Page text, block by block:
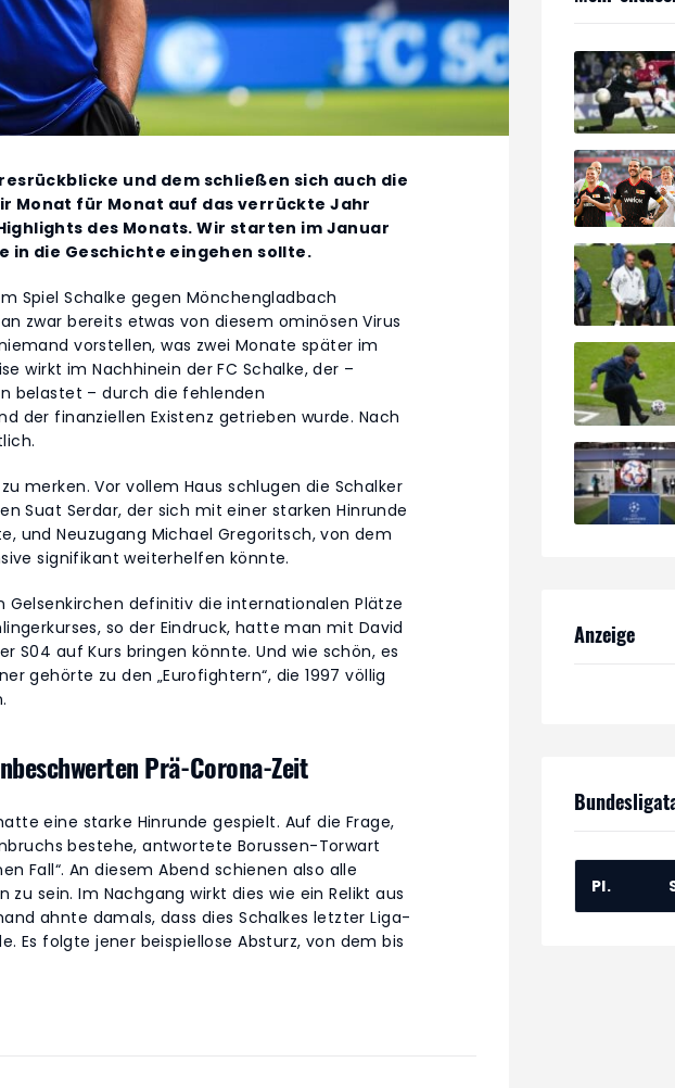
und dem schließen sich auch die
Monat für Monat auf das verrückte Jahr
des Monats. Wir starten im Januar
in die Geschichte eingehen sollte.
Spiel Schalke gegen Mönchengladbach
zwar bereits etwas von diesem ominösen Virus
vorstellen, was zwei Monate später im
wirkt im Nachhinein der FC Schalke, der –
belastet – durch die fehlenden
der finanziellen Existenz getrieben wurde. Nach
merken. Vor vollem Haus schlugen die Schalker
Suat Serdar, der sich mit einer starken Hinrunde
und Neuzugang Michael Gregoritsch, von dem
signifikant weiterhelfen könnte.
Gelsenkirchen definitiv die internationalen Plätze
so der Eindruck, hatte man mit David
S04 auf Kurs bringen könnte. Und wie schön, es
gehörte zu den „Eurofightern“, die 1997 völlig
Prä-Corona-Zeit
eine starke Hinrunde gespielt. Auf die Frage,
bestehe, antwortete Borussen-Torwart
Fall“. An diesem Abend schienen also alle
sein. Im Nachgang wirkt dies wie ein Relikt aus
ahnte damals, dass dies Schalkes letzter Liga-
Es folgte jener beispiellose Absturz, von dem bis
Anzeige
Pl.